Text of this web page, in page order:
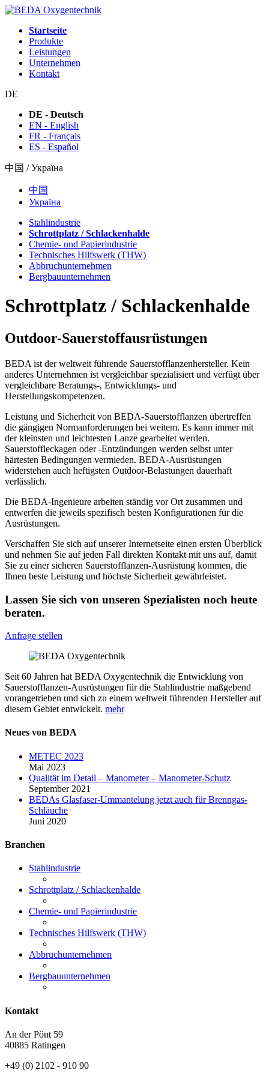
Startseite
Produkte
Leistungen
Unternehmen
Kontakt
DE
DE - Deutsch
EN - English
FR - Français
ES - Español
中国 / Україна
中国
Україна
Stahlindustrie
Schrottplatz / Schlackenhalde
Chemie- und Papierindustrie
Technisches Hilfswerk (THW)
Abbruchunternehmen
Bergbauunternehmen
Schrottplatz / Schlackenhalde
Outdoor-Sauerstoffausrüstungen
BEDA ist der weltweit führende Sauerstofflanzenhersteller. Kein
anderes Unternehmen ist vergleichbar spezialisiert und verfügt über
vergleichbare Beratungs-, Entwicklungs- und
Herstellungskompetenzen.
Leistung und Sicherheit von BEDA-Sauerstofflanzen übertreffen
die gängigen Normanforderungen bei weitem. Es kann immer mit
der kleinsten und leichtesten Lanze gearbeitet werden.
Sauerstoffleckagen oder -Entzündungen werden selbst unter
härtesten Bedingungen vermieden. BEDA-Ausrüstungen
widerstehen auch heftigsten Outdoor-Belastungen dauerhaft
verlässlich.
Die BEDA-Ingenieure arbeiten ständig vor Ort zusammen und
entwerfen die jeweils spezifisch besten Konfigurationen für die
Ausrüstungen.
Verschaffen Sie sich auf unserer Internetseite einen ersten Überblick
und nehmen Sie auf jeden Fall direkten Kontakt mit uns auf, damit
Sie zu einer sicheren Sauerstofflanzen-Ausrüstung kommen, die
Ihnen beste Leistung und höchste Sicherheit gewährleistet.
Lassen Sie sich von unseren Spezialisten noch heute
beraten.
Anfrage stellen
Seit 60 Jahren hat BEDA Oxygentechnik die Entwicklung von
Sauerstofflanzen-Ausrüstungen für die Stahlindustrie maßgebend
vorangetrieben und sich zu einem weltweit führenden Hersteller auf
diesem Gebiet entwickelt. mehr
Neues von BEDA
METEC 2023
Mai 2023
Qualität im Detail – Manometer – Manometer-Schutz
September 2021
BEDAs Glasfaser-Ummantelung jetzt auch für Brenngas-
Schläuche
Juni 2020
Branchen
Stahlindustrie
Schrottplatz / Schlackenhalde
Chemie- und Papierindustrie
Technisches Hilfswerk (THW)
Abbruchunternehmen
Bergbauunternehmen
Kontakt
An der Pönt 59
40885 Ratingen
+49 (0) 2102 - 910 90